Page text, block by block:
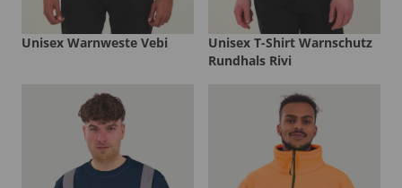
Unisex Warnweste Vebi
Unisex T-Shirt Warnschutz
Rundhals Rivi